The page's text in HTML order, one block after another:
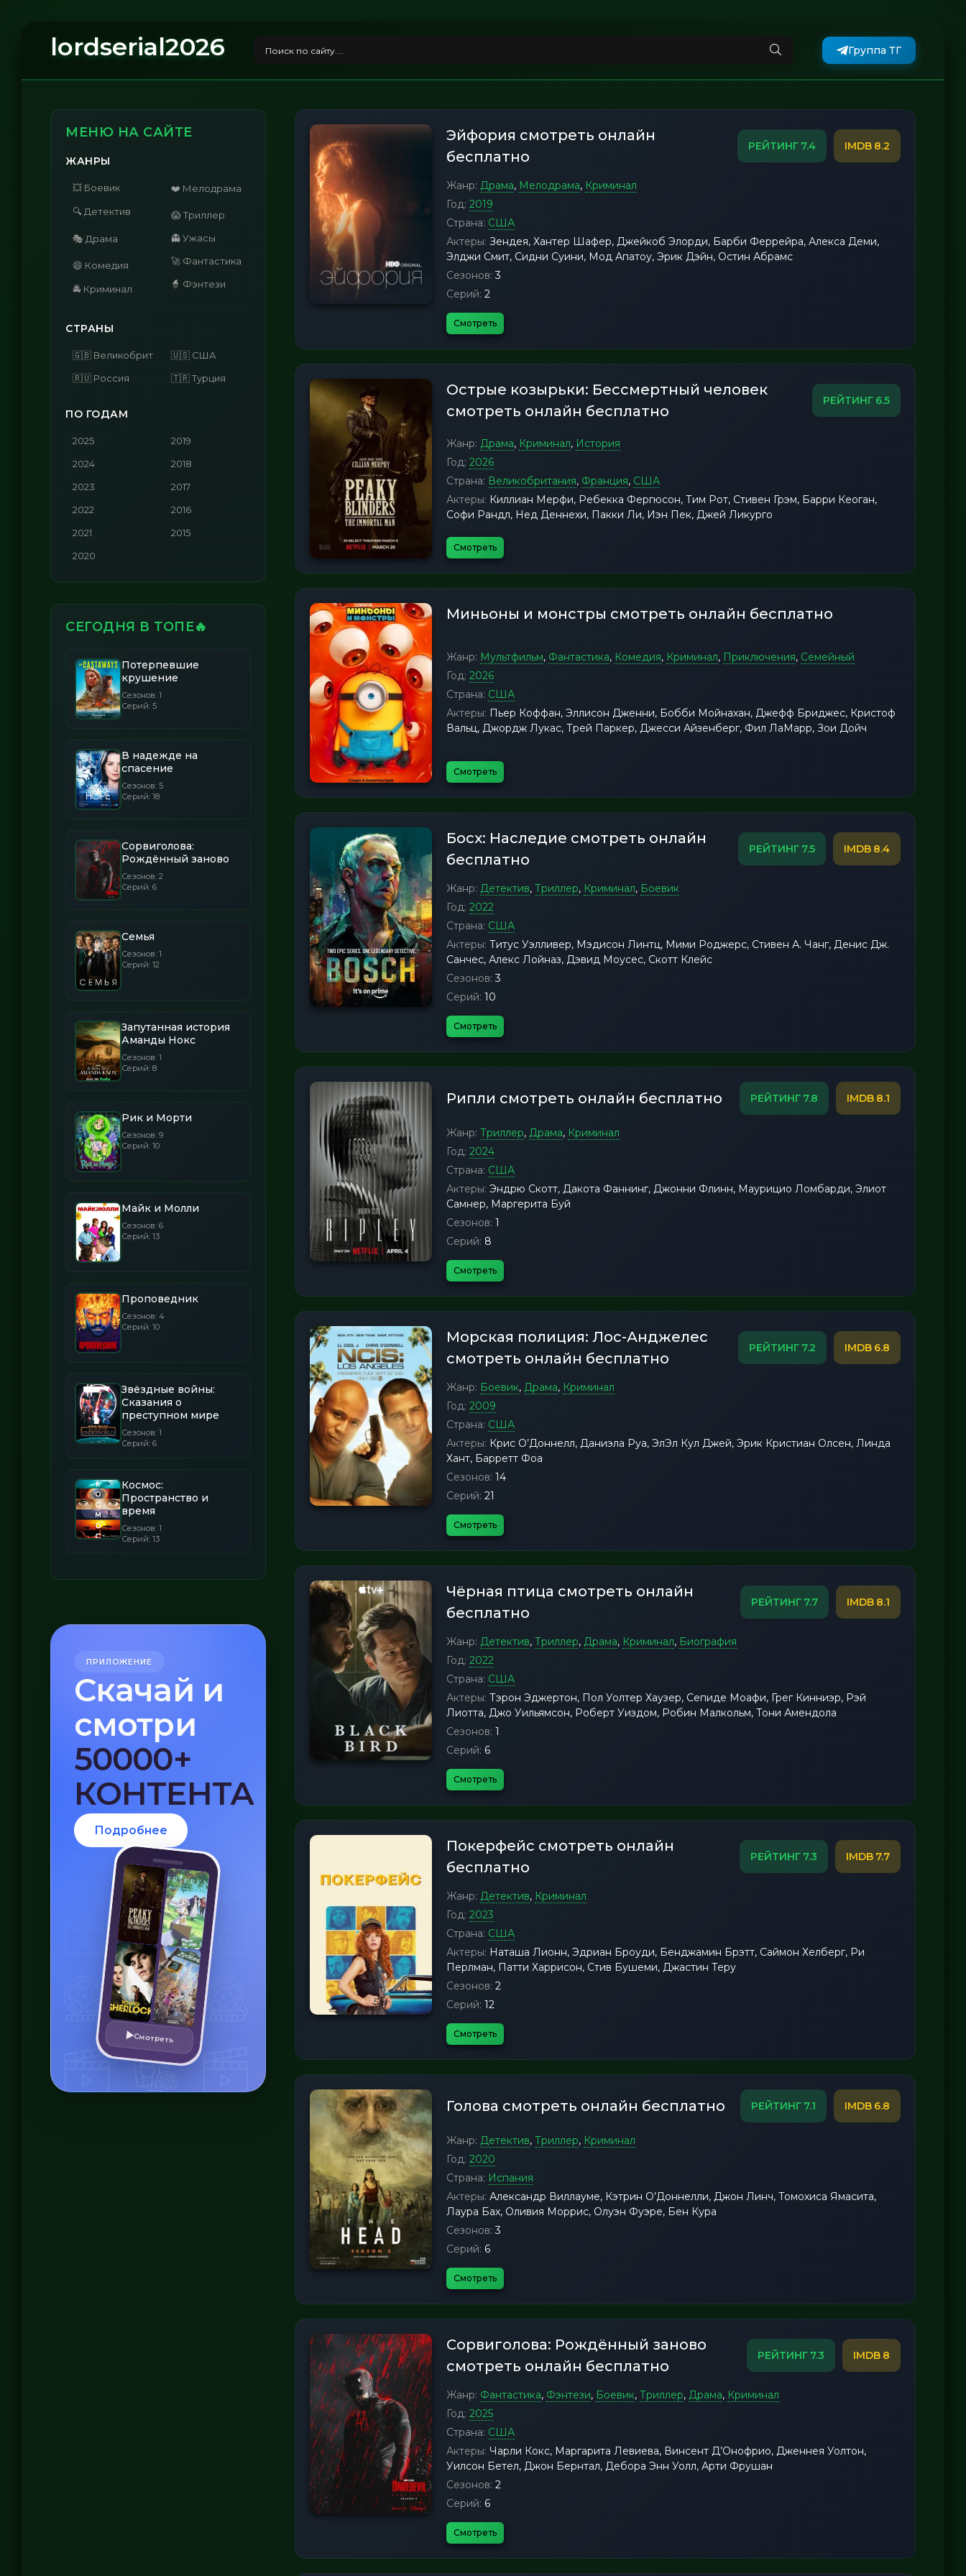
lordserial2026 Группа ТГ
МЕНЮ НА САЙТЕ
ЖАНРЫ
💥 Боевик
🔍 Детектив
🎭 Драма
😄 Комедия
🚔 Криминал
❤️ Мелодрама
😱 Триллер
👻 Ужасы
🚀 Фантастика
🧙 Фэнтези
СТРАНЫ
🇬🇧 Великобритания
🇷🇺 Россия
🇺🇸 США
🇹🇷 Турция
ПО ГОДАМ
2025
2024
2023
2022
2021
2020
2019
2018
2017
2016
2015
СЕГОДНЯ В ТОПЕ🔥
Потерпевшие
крушение
Сезонов: 1
Серий: 5
В надежде на
спасение
Сезонов: 5
Серий: 18
Сорвиголова:
Рождённый заново
Сезонов: 2
Серий: 6
Семья
Сезонов: 1
Серий: 12
Запутанная история
Аманды Нокс
Сезонов: 1
Серий: 8
Рик и Морти
Сезонов: 9
Серий: 10
Майк и Молли
Сезонов: 6
Серий: 13
Проповедник
Сезонов: 4
Серий: 10
Звёздные войны:
Сказания о
преступном мире
Сезонов: 1
Серий: 6
Космос:
Пространство и
время
Сезонов: 1
Серий: 13
ПРИЛОЖЕНИЕ
Скачай и
смотри
БЕЗ VPN
Подробнее
Смотреть
Эйфория смотреть онлайн
бесплатно
7.4 8.2
Жанр: Драма, Мелодрама, Криминал
Год: 2019
Страна: США
Актеры: Зендея, Хантер Шафер, Джейкоб Элорди, Барби Феррейра, Алекса Деми,
Элджи Смит, Сидни Суини, Мод Апатоу, Эрик Дэйн, Остин Абрамс
Сезонов: 3
Серий: 2
Смотреть
Острые козырьки: Бессмертный человек
смотреть онлайн бесплатно
6.5
Жанр: Драма, Криминал, История
Год: 2026
Страна: Великобритания, Франция, США
Актеры: Киллиан Мерфи, Ребекка Фергюсон, Тим Рот, Стивен Грэм, Барри Кеоган,
Софи Рандл, Нед Деннехи, Пакки Ли, Иэн Пек, Джей Ликурго
Смотреть
Миньоны и монстры смотреть онлайн бесплатно
Жанр: Мультфильм, Фантастика, Комедия, Криминал, Приключения, Семейный
Год: 2026
Страна: США
Актеры: Пьер Коффан, Эллисон Дженни, Бобби Мойнахан, Джефф Бриджес, Кристоф
Вальц, Джордж Лукас, Трей Паркер, Джесси Айзенберг, Фил ЛаМарр, Зои Дойч
Смотреть
Босх: Наследие смотреть онлайн
бесплатно
7.5 8.4
Жанр: Детектив, Триллер, Криминал, Боевик
Год: 2022
Страна: США
Актеры: Титус Уэлливер, Мэдисон Линтц, Мими Роджерс, Стивен А. Чанг, Денис Дж.
Санчес, Алекс Лойназ, Дэвид Моусес, Скотт Клейс
Сезонов: 3
Серий: 10
Смотреть
Рипли смотреть онлайн бесплатно 7.8 8.1
Жанр: Триллер, Драма, Криминал
Год: 2024
Страна: США
Актеры: Эндрю Скотт, Дакота Фаннинг, Джонни Флинн, Маурицио Ломбарди, Элиот
Самнер, Маргерита Буй
Сезонов: 1
Серий: 8
Смотреть
Морская полиция: Лос-Анджелес
смотреть онлайн бесплатно
7.2 6.8
Жанр: Боевик, Драма, Криминал
Год: 2009
Страна: США
Актеры: Крис О’Доннелл, Даниэла Руа, ЭлЭл Кул Джей, Эрик Кристиан Олсен, Линда
Хант, Барретт Фоа
Сезонов: 14
Серий: 21
Смотреть
Чёрная птица смотреть онлайн
бесплатно
7.7 8.1
Жанр: Детектив, Триллер, Драма, Криминал, Биография
Год: 2022
Страна: США
Актеры: Тэрон Эджертон, Пол Уолтер Хаузер, Сепиде Моафи, Грег Кинниэр, Рэй
Лиотта, Джо Уильямсон, Роберт Уиздом, Робин Малкольм, Тони Амендола
Сезонов: 1
Серий: 6
Смотреть
Покерфейс смотреть онлайн
бесплатно
7.3 7.7
Жанр: Детектив, Криминал
Год: 2023
Страна: США
Актеры: Наташа Лионн, Эдриан Броуди, Бенджамин Брэтт, Саймон Хелберг, Ри
Перлман, Патти Харрисон, Стив Бушеми, Джастин Теру
Сезонов: 2
Серий: 12
Смотреть
Голова смотреть онлайн бесплатно 7.1 6.8
Жанр: Детектив, Триллер, Криминал
Год: 2020
Страна: Испания
Актеры: Александр Виллауме, Кэтрин О’Доннелли, Джон Линч, Томохиса Ямасита,
Лаура Бах, Оливия Моррис, Олуэн Фуэре, Бен Кура
Сезонов: 3
Серий: 6
Смотреть
Сорвиголова: Рождённый заново
смотреть онлайн бесплатно
7.3 8
Жанр: Фантастика, Фэнтези, Боевик, Триллер, Драма, Криминал
Год: 2025
Страна: США
Актеры: Чарли Кокс, Маргарита Левиева, Винсент Д’Онофрио, Дженнея Уолтон,
Уилсон Бетел, Джон Бернтал, Дебора Энн Уолл, Арти Фрушан
Сезонов: 2
Серий: 6
Смотреть